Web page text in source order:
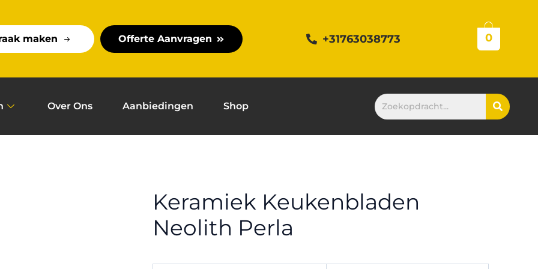
maken Offerte Aanvragen +31763038773 0
Over Ons Aanbiedingen Shop
Keramiek Keukenbladen
Neolith Perla